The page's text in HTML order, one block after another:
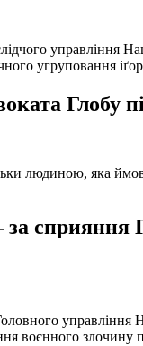
управління
угруповання
Глобу
людиною, яка
сприяння
управління
воєнного злочину